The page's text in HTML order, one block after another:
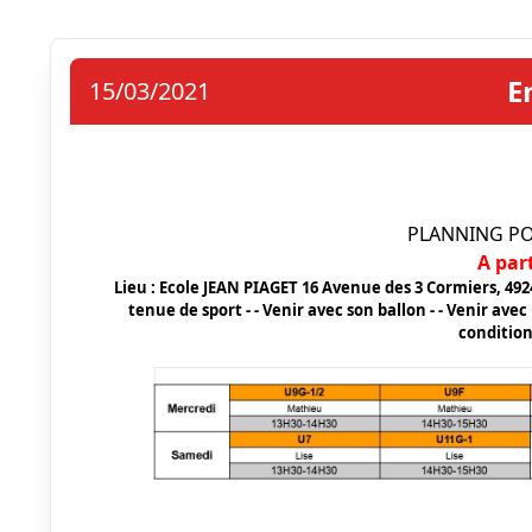
15/03/2021
PLANNING
A
Lieu : Ecole JEAN PIAGET 16 Avenue des 3 Cormiers,
tenue de sport - - Venir avec son ballon - - Venir